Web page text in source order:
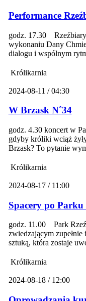
Performance
godz. 17.30 Rzeźbiary
wykonaniu Dany
dialogu i wspólnym
Królikarnia
2024-08-11 / 04:30
W Brzask N˚34
godz. 4.30 koncert w
gdyby króliki wciąż
Brzask? To pytanie
Królikarnia
2024-08-17 / 11:00
Spacery po Parku
godz. 11.00 Park
zwiedzającym
sztuką, która zostaje
Królikarnia
2024-08-18 / 12:00